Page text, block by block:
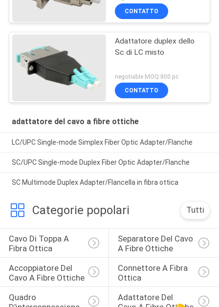
CONTATTO
Adattatore duplex dello
Sc di LC misto
negotiable MOQ:800 pc
CONTATTO
adattatore del cavo a fibre ottiche
LC/UPC Single-mode Simplex Fiber Optic Adapter/Flanche
SC/UPC Single-mode Duplex Fiber Optic Adapter/Flanche
SC Multimode Duplex Adapter/Flancella in fibra ottica
Categorie popolari Tutti
Cavo Di Toppa A
Fibra Ottica
Separatore Del Cavo
A Fibre Ottiche
Accoppiatore Del
Cavo A Fibre Ottiche
Connettore A Fibra
Ottica
Quadro
Adattatore Del